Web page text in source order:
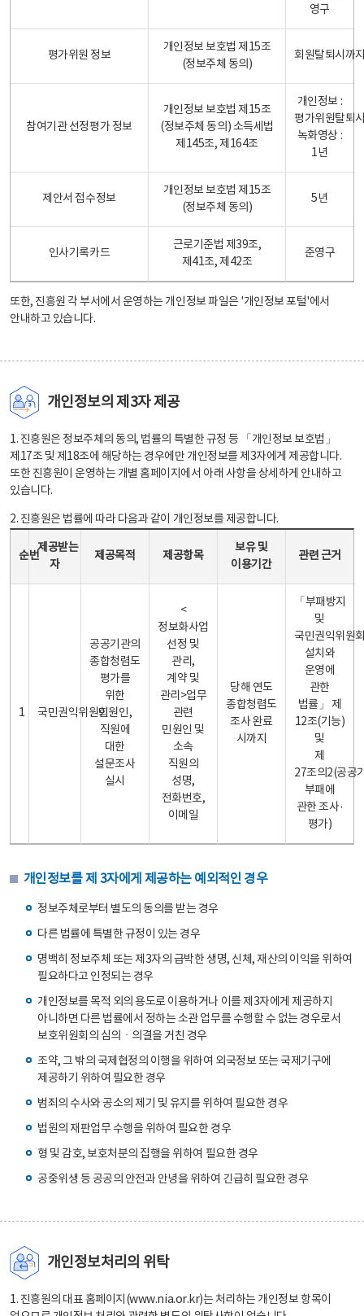
영구
평가위원 정보
개인정보 보호법 제15조
(정보주체 동의)
회원탈퇴시까
참여기관 선정평가 정보
개인정보 보호법 제15조
(정보주체 동의) 소득세법
제145조, 제164조
개인정보 :
평가위원탈퇴
녹화영상 :
1년
제안서 접수정보
개인정보 보호법 제15조
(정보주체 동의)
5년
인사기록카드
근로기준법 제39조,
제41조, 제42조
준영구
또한, 진흥원 각 부서에서 운영하는 개인정보 파일은 '개인정보 포털'에서
안내하고 있습니다.
개인정보의 제3자 제공
1. 진흥원은 정보주체의 동의, 법률의 특별한 규정 등 「개인정보 보호법」
제17조 및 제18조에 해당하는 경우에만 개인정보를 제3자에게 제공합니다.
또한 진흥원이 운영하는 개별 홈페이지에서 아래 사항을 상세하게 안내하고
있습니다.
2. 진흥원은 법률에 따라 다음과 같이 개인정보를 제공합니다.
순번
제공받는
자
제공목적 제공항목
보유 및
이용기간
관련 근거
1 국민권익위원회
공공기관의
종합청렴도
평가를
위한
민원인,
직원에
대한
설문조사
실시
<
정보화사업
선정 및
관리,
계약 및
관리>업무
관련
민원인 및
소속
직원의
성명,
전화번호,
이메일
당해 연도
종합청렴도
조사 완료
시까지
「부패방지
및
국민권익위원
설치와
운영에
관한
법률」 제
12조(기능)
및
제
27조의2(공공
부패에
관한 조사·
평가)
개인정보를 제 3자에게 제공하는 예외적인 경우
정보주체로부터 별도의 동의를 받는 경우
다른 법률에 특별한 규정이 있는 경우
명백히 정보주체 또는 제3자의 급박한 생명, 신체, 재산의 이익을 위하여
필요하다고 인정되는 경우
개인정보를 목적 외의 용도로 이용하거나 이를 제3자에게 제공하지
아니하면 다른 법률에서 정하는 소관 업무를 수행할 수 없는 경우로서
보호위원회의 심의ㆍ의결을 거친 경우
조약, 그 밖의 국제협정의 이행을 위하여 외국정보 또는 국제기구에
제공하기 위하여 필요한 경우
범죄의 수사와 공소의 제기 및 유지를 위하여 필요한 경우
법원의 재판업무 수행을 위하여 필요한 경우
형 및 감호, 보호처분의 집행을 위하여 필요한 경우
공중위생 등 공공의 안전과 안녕을 위하여 긴급히 필요한 경우
개인정보처리의 위탁
1. 진흥원의 대표 홈페이지(www.nia.or.kr)는 처리하는 개인정보 항목이